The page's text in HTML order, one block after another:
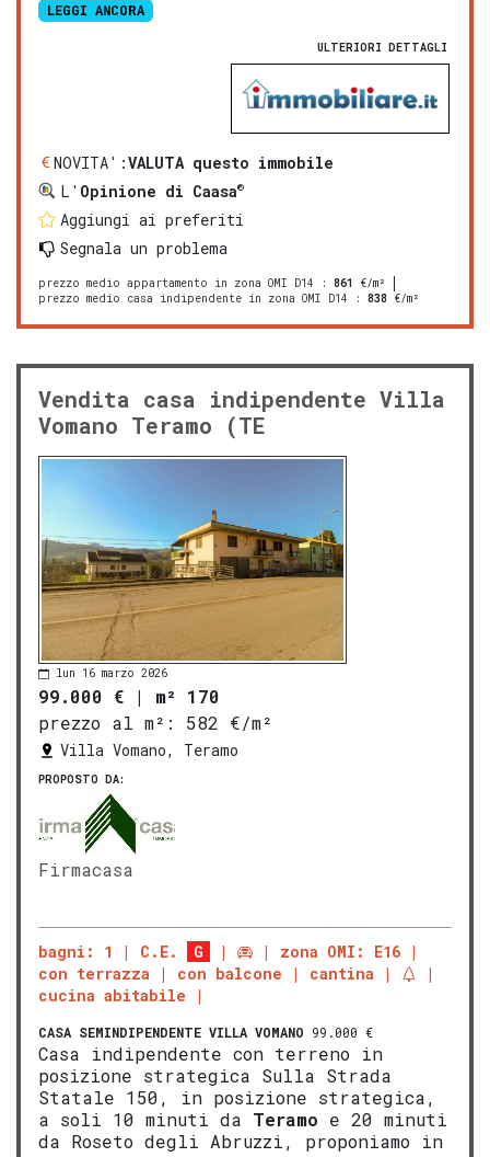
LEGGI ANCORA
ULTERIORI DETTAGLI
NOVITA':VALUTA questo immobile
L' Opinione di Caasa®
Aggiungi ai preferiti
Segnala un problema
prezzo medio appartamento in zona OMI D14 : 861
€/m²
prezzo medio casa indipendente in zona OMI D14 : 838 €/m²
Vendita casa indipendente Villa
Vomano Teramo (TE
lun 16 marzo 2026
99.000 € | m² 170
prezzo al m²:
582 €/m²
Villa Vomano, Teramo
PROPOSTO DA:
Firmacasa
bagni: 1 C.E. G
zona OMI: E16
con terrazza
con balcone
cantina
cucina abitabile
CASA SEMINDIPENDENTE VILLA VOMANO 99.000 €
Casa indipendente con terreno in
posizione strategica Sulla Strada
Statale 150, in posizione strategica,
a soli 10 minuti da Teramo e 20 minuti
da Roseto degli Abruzzi, proponiamo in